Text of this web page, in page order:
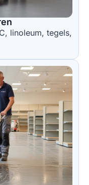
linoleum, tegels,